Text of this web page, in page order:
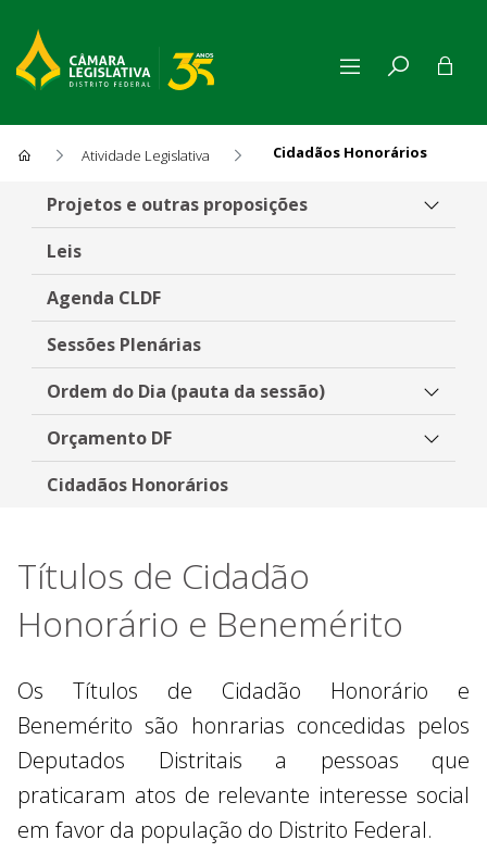
Atividade Legislativa Cidadãos Honorários
Cidadãos Honorários
Projetos e outras proposições
Leis
Agenda CLDF
Sessões Plenárias
Ordem do Dia (pauta da sessão)
Orçamento DF
Cidadãos Honorários
Títulos de Cidadão
Honorário e Benemérito
Os Títulos de Cidadão Honorário e
Benemérito são honrarias concedidas pelos
Deputados Distritais a pessoas que
praticaram atos de relevante interesse social
em favor da população do Distrito Federal.